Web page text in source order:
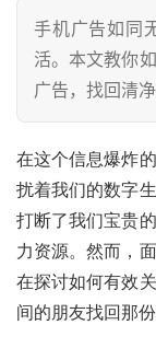
手机广告如同
活。本文教你
广告，找回清净
在这个信息爆炸
扰着我们的数字
打断了我们宝贵
力资源。然而，
在探讨如何有效
间的朋友找回那